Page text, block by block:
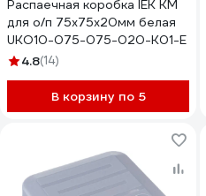
Распаечная коробка IEK КМ
для о/п 75x75x20мм белая
UKO10-075-075-020-K01-E
4.8(14)
В корзину по 5